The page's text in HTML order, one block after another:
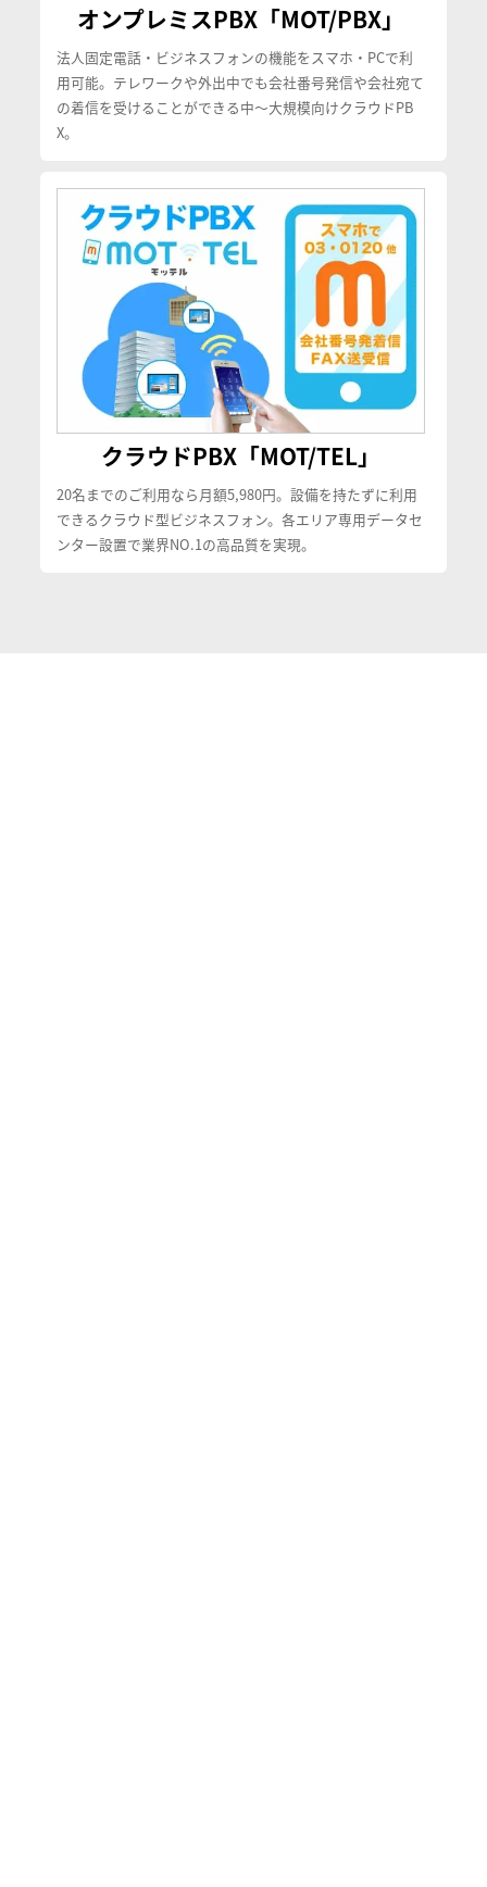
オンプレミスPBX「MOT/PBX」
法人固定電話・ビジネスフォンの機能をスマホ・PCで利
用可能。テレワークや外出中でも会社番号発信や会社宛て
の着信を受けることができる中〜大規模向けクラウドPB
X。
クラウドPBX「MOT/TEL」
20名までのご利用なら月額5,980円。設備を持たずに利用
できるクラウド型ビジネスフォン。各エリア専用データセ
ンター設置で業界NO.1の高品質を実現。